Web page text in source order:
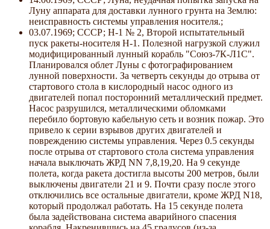
Луну аппарата для доставки лунного грунта на Землю:
неисправность системы управления носителя.;
03.07.1969; СССР; Н-1 № 2, Второй испытательный
пуск ракеты-носителя Н-1. Полезной нагрузкой служил
модифицированный лунный корабль "Союз-7К-Л1С".
Планировался облет Луны с фотографированием
лунной поверхности. За четверть секунды до отрыва от
стартового стола в кислородный насос одного из
двигателей попал посторонний металлический предмет.
Насос разрушился, металлическими обломками
перебило бортовую кабельную сеть и возник пожар. Это
привело к серии взрывов других двигателей и
повреждению системы управления. Через 0.5 секунды
после отрыва от стартового стола система управления
начала выключать ЖРД NN 7,8,19,20. На 9 секунде
полета, когда ракета достигла высоты 200 метров, были
выключены двигатели 21 и 9. Почти сразу после этого
отключились все остальные двигатели, кроме ЖРД N18,
который продолжал работать. На 15 секунде полета
была задействована система аварийного спасения